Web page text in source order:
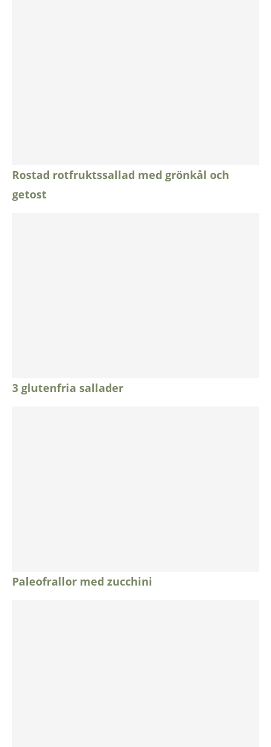
Rostad rotfruktssallad med grönkål och
getost
3 glutenfria sallader
Paleofrallor med zucchini